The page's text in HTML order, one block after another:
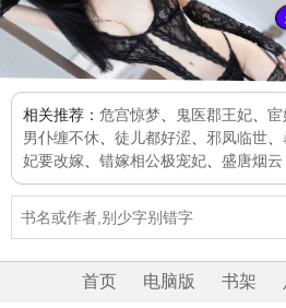
相关推荐： 危宫惊梦 鬼医郡王妃 宦
男仆缠不休
徒儿都好涩 邪凤临世
妃要改嫁
错嫁相公极宠妃 盛唐烟云
首页 电脑版 书架